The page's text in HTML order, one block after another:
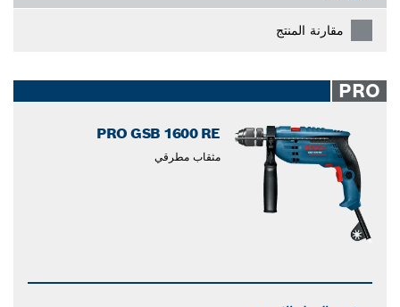
مقارنة المنتج
PRO
PRO GSB 1600 RE
مثقاب مطرقي